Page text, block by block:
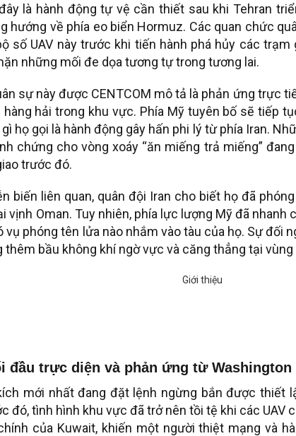
đây là hành động tự vệ cần thiết sau khi Tehran
hướng về phía eo biển Hormuz. Các quan chức
số UAV này trước khi tiến hành phá hủy các
những mối đe dọa tương tự trong tương lai.
sự này được CENTCOM mô tả là phản ứng trực
hàng hải trong khu vực. Phía Mỹ tuyên bố sẽ tiếp
họ gọi là hành động gây hấn phi lý từ phía Iran.
chứng cho vòng xoáy “ăn miếng trả miếng”
trước đó.
biến liên quan, quân đội Iran cho biết họ đã
vịnh Oman. Tuy nhiên, phía lực lượng Mỹ đã nhanh
vụ phóng tên lửa nào nhắm vào tàu của họ. Sự đối
thêm bầu không khí ngờ vực và căng thẳng tại
đầu trực diện và phản ứng từ Washington
mới nhất đang đặt lệnh ngừng bắn được thiết
đó, tình hình khu vực đã trở nên tồi tệ khi các UAV
của Kuwait, khiến một người thiệt mạng và